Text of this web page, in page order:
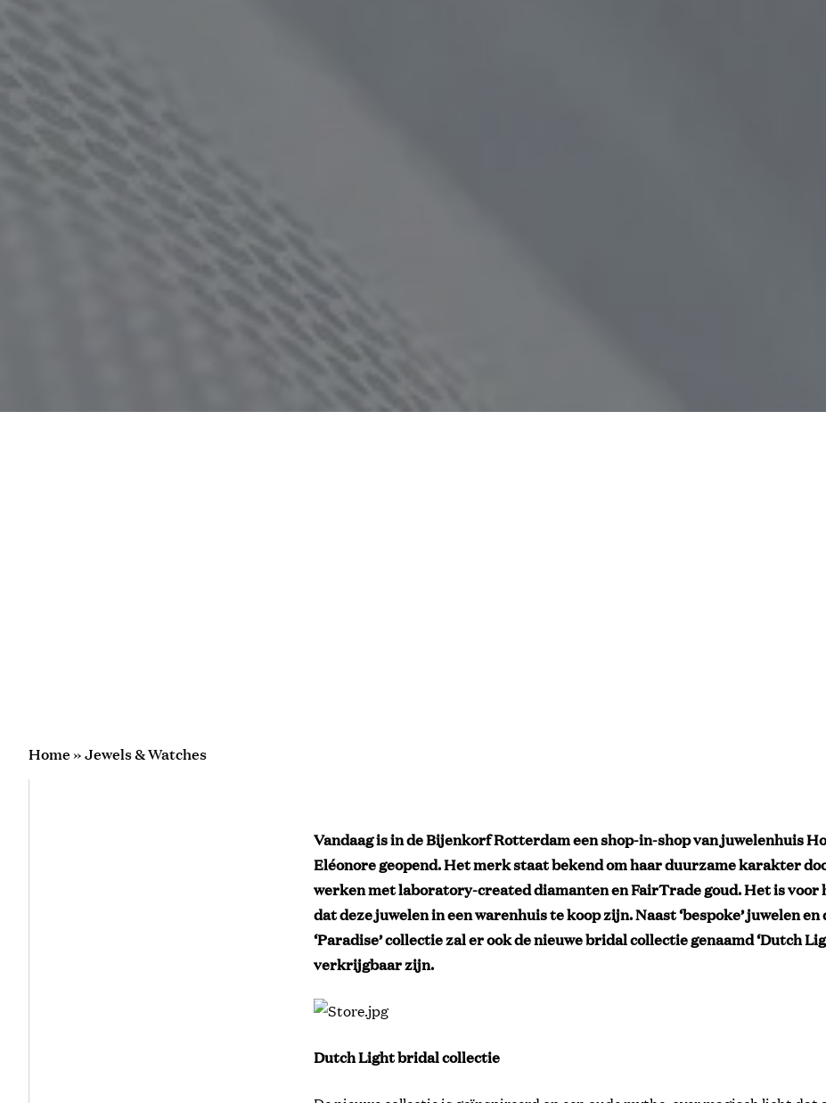
Home»Jewels & Watches
Vandaag is in de Bijenkorf Rotterdam een shop-in-shop van juwelenhuis
Eléonore geopend. Het merk staat bekend om haar duurzame karakter
werken met laboratory-created diamanten en FairTrade goud. Het is voor
dat deze juwelen in een warenhuis te koop zijn. Naast ‘bespoke’ juwelen en
‘Paradise’ collectie zal er ook de nieuwe bridal collectie genaamd ‘Dutch
verkrijgbaar zijn.
Dutch Light bridal collectie